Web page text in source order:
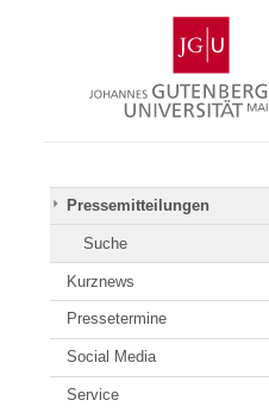
Gutenberg-
Universität
Mainz
Pressemitteilungen
Suche
Kurznews
Pressetermine
Social Media
Service